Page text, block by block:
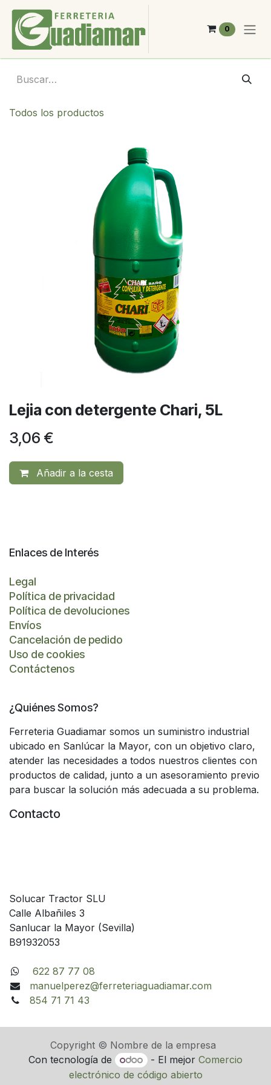
Ir al contenido
0
Todos los productos
Lejia con detergente Chari, 5L
3,06 €
Añadir a la cesta
Enlaces de Interés
Legal
Política de privacidad
Política de devoluciones
Envíos
Cancelación de pedido
Uso de cookies
Contáctenos
¿Quiénes Somos?
Ferreteria Guadiamar somos un suministro industrial
ubicado en Sanlúcar la Mayor, con un objetivo claro,
atender las necesidades a todos nuestros clientes con
productos de calidad, junto a un asesoramiento previo
para buscar la solución más adecuada a su problema.
Contacto
Solucar Tractor SLU
Calle Albañiles 3
Sanlucar la Mayor (Sevilla)
B91932053
622 87 77 08
manuelperez@ferreteriaguadiamar.com
854 71 71 43
Copyright © Nombre de la empresa
Con tecnología de
- El mejorComercio
electrónico de código abierto